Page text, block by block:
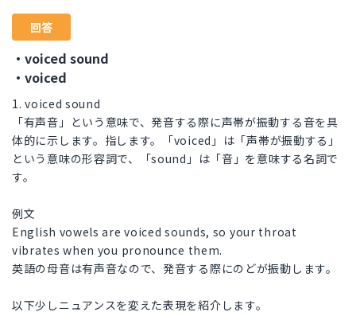
回答
・voiced sound
・voiced
1. voiced sound
「有声音」という意味で、発音する際に声帯が振動する音を具
体的に示します。指します。「voiced」は「声帯が振動する」
という意味の形容詞で、「sound」は「音」を意味する名詞で
す。
例文
English vowels are voiced sounds, so your throat
vibrates when you pronounce them.
英語の母音は有声音なので、発音する際にのどが振動します。
以下少しニュアンスを変えた表現を紹介します。